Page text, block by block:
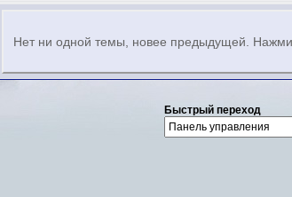
Нет ни одной темы, новее предыдущей.
Быстрый переход